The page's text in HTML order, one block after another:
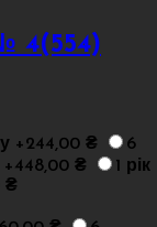
4(554)
+244,00 ₴
6
+448,00 ₴
1 рік
₴